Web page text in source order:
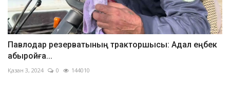
Павлодар резерватының тракторшысы: Адал еңбек
абыройға...
Қазан 3, 2024 0 144010